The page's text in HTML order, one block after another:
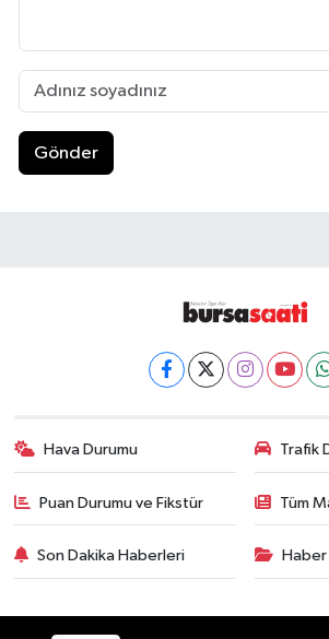
Gönder
Hava Durumu Trafik
Puan Durumu ve Fikstür Tüm
Son Dakika Haberleri